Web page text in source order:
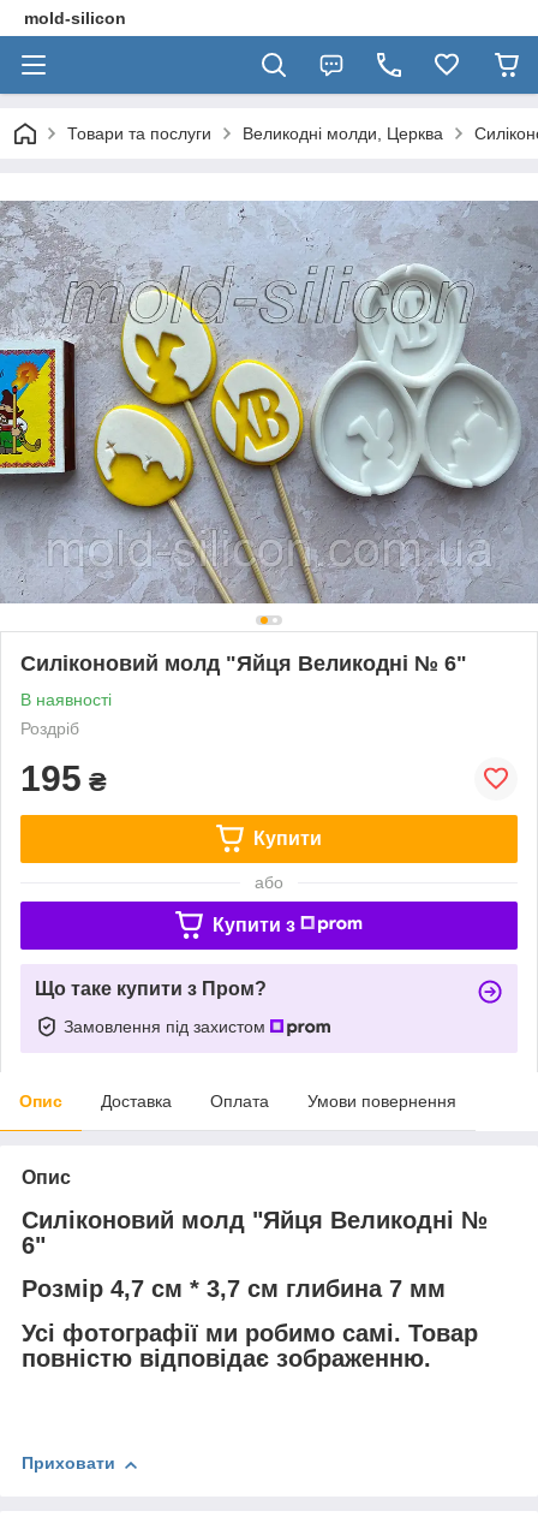
mold-silicon
Товари та послуги Великодні молди, Церква
Силіконовий молд "Яйця Великодні № 6"
В наявності
Роздріб
195 ₴
Купити
або
Купити з
Що таке купити з Пром?
Замовлення під захистом
Опис Доставка Оплата Умови повернення
Опис
Силіконовий молд "Яйця Великодні №
6"
Розмір 4,7 см * 3,7 см глибина 7 мм
Усі фотографії ми робимо самі. Товар
повністю відповідає зображенню.
Приховати